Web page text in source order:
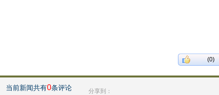
(0)
当前新闻共有0条评论 分享到：